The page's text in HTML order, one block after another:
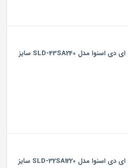
تلویزیون ال ای دی اسنوا مدل SLD-43SA240 سایز
تلویزیون ال ای دی اسنوا مدل SLD-32SA1220 سایز